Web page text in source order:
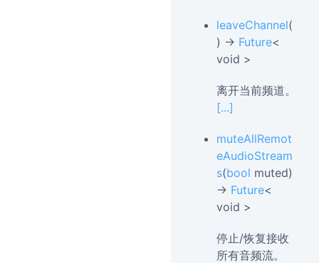
leaveChannel(
) → Future<
void >
离开当前频道。
[...]
muteAllRemot
eAudioStream
s(bool muted)
→ Future<
void >
停止/恢复接收
所有音频流。